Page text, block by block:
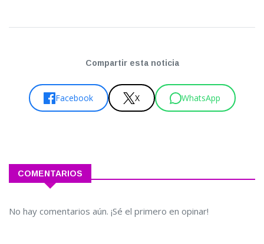
Compartir esta noticia
Facebook X WhatsApp
COMENTARIOS
No hay comentarios aún. ¡Sé el primero en opinar!